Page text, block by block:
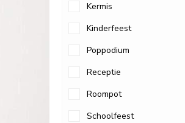
Kermis
Kinderfeest
Poppodium
Receptie
Roompot
Schoolfeest